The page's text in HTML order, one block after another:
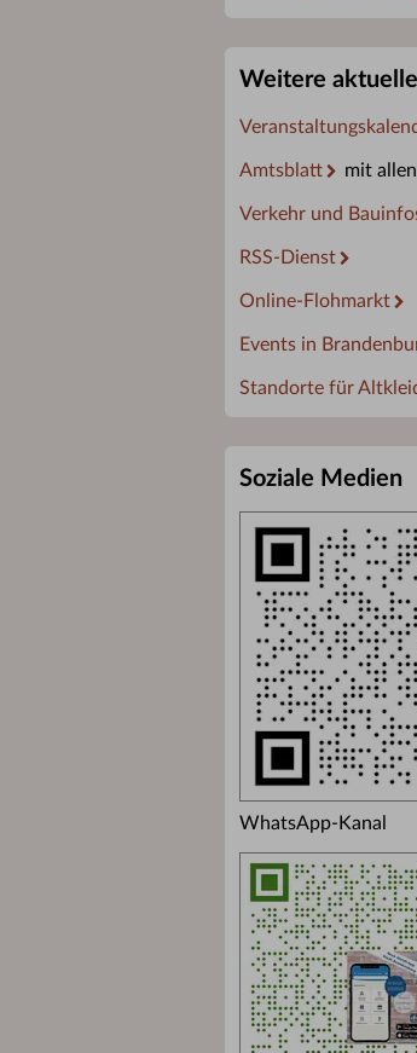
Weitere
Amtsblatt mit
Verkehr und
RSS-Dienst
Online-Flohmarkt
Events in
Standorte für
Soziale Medien
WhatsApp-Kanal